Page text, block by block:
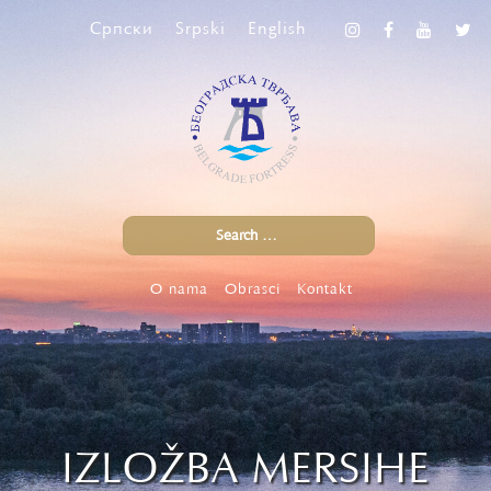
Српски Srpski English
O nama Obrasci Kontakt
IZLOŽBA MERSIHE